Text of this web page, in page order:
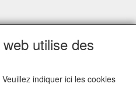
utilise des
indiquer ici les cookies